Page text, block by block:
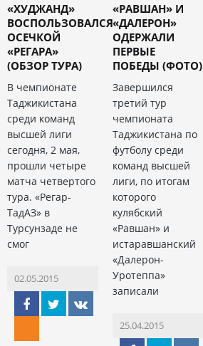
«ХУДЖАНД»
ВОСПОЛЬЗОВАЛСЯ
ОСЕЧКОЙ
«РЕГАРА»
(ОБЗОР ТУРА)
В чемпионате
Таджикистана
среди команд
высшей лиги
сегодня, 2 мая,
прошли четыре
матча четвертого
тура. «Регар-
ТадАЗ» в
Турсунзаде не
смог
02.05.2015
«РАВШАН» И
«ДАЛЕРОН»
ОДЕРЖАЛИ
ПЕРВЫЕ
ПОБЕДЫ (ФОТО)
Завершился
третий тур
чемпионата
Таджикистана по
футболу среди
команд высшей
лиги, по итогам
которого
кулябский
«Равшан» и
истаравшанский
«Далерон-
Уротеппа»
записали
25.04.2015